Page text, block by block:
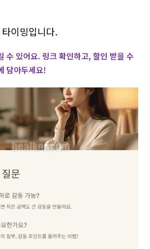
이밍입니다.
수 있어요. 링크 확인하고, 할인 받을 수
담아두세요!